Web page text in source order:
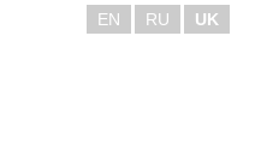
EN RU UK